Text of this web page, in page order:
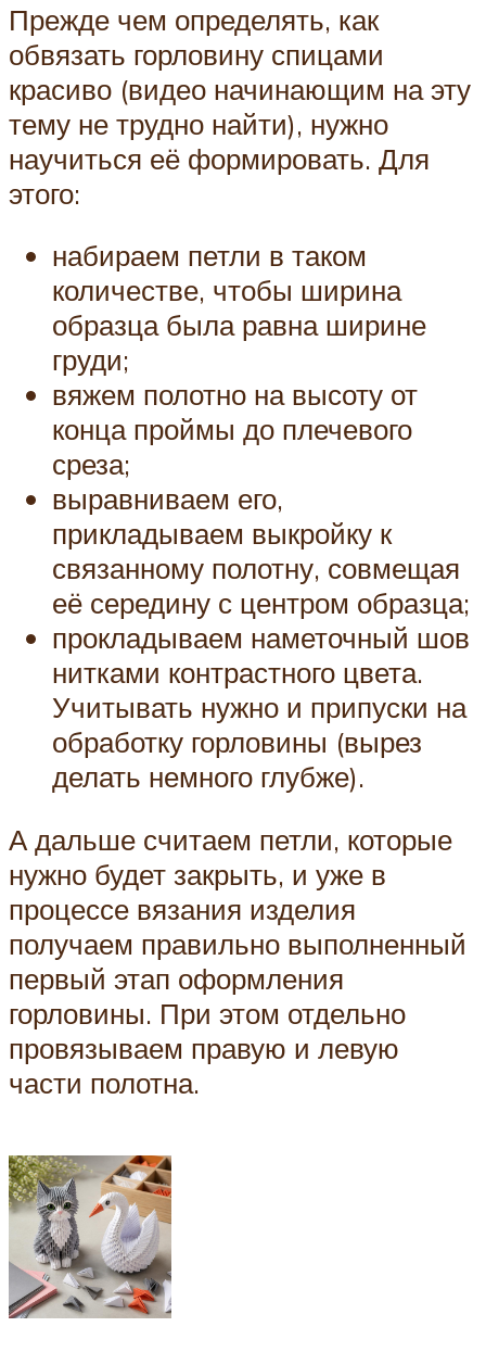
Прежде чем определять, как
обвязать горловину спицами
красиво (видео начинающим на эту
тему не трудно найти), нужно
научиться её формировать. Для
этого:
набираем петли в таком
количестве, чтобы ширина
образца была равна ширине
груди;
вяжем полотно на высоту от
конца проймы до плечевого
среза;
выравниваем его,
прикладываем выкройку к
связанному полотну, совмещая
её середину с центром образца;
прокладываем наметочный шов
нитками контрастного цвета.
Учитывать нужно и припуски на
обработку горловины (вырез
делать немного глубже).
А дальше считаем петли, которые
нужно будет закрыть, и уже в
процессе вязания изделия
получаем правильно выполненный
первый этап оформления
горловины. При этом отдельно
провязываем правую и левую
части полотна.